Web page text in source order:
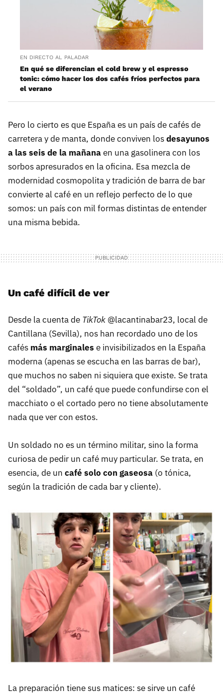
EN DIRECTO AL PALADAR
En qué se diferencian el cold brew y el espresso
tonic: cómo hacer los dos cafés fríos perfectos para
el verano
Pero lo cierto es que España es un país de cafés de
carretera y de manta, donde conviven losdesayunos
a las seis de la mañanaen una gasolinera con los
sorbos apresurados en la oficina. Esa mezcla de
modernidad cosmopolita y tradición de barra de bar
convierte al café en un reflejo perfecto de lo que
somos: un país con mil formas distintas de entender
una misma bebida.
Un café difícil de ver
Desde la cuenta de TikTok @lacantinabar23, local de
Cantillana (Sevilla), nos han recordado uno de los
cafés más marginales e invisibilizados en la España
moderna (apenas se escucha en las barras de bar),
que muchos no saben ni siquiera que existe. Se trata
del “soldado”, un café que puede confundirse con el
macchiato o el cortado pero no tiene absolutamente
nada que ver con estos.
Un soldado no es un término militar, sino la forma
curiosa de pedir un café muy particular. Se trata, en
esencia, de un café solo con gaseosa (o tónica,
según la tradición de cada bar y cliente).
La preparación tiene sus matices: se sirve un café